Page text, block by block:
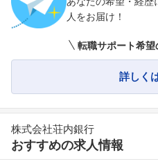
人をお届け！
転職サポート希
詳しく
株式会社荘内銀行
おすすめの求人情報